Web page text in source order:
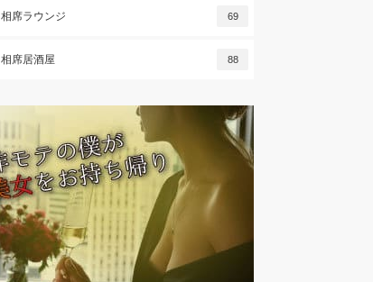
相席ラウンジ 69
相席居酒屋 88